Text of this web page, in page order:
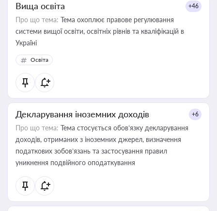
Вища освіта +46
Про що тема: Тема охоплює правове регулювання
системи вищої освіти, освітніх рівнів та кваліфікацій в
Україні
Освіта
Декларування іноземних доходів +6
Про що тема: Тема стосується обов’язку декларування
доходів, отриманих з іноземних джерел, визначення
податкових зобов’язань та застосування правил
уникнення подвійного оподаткування